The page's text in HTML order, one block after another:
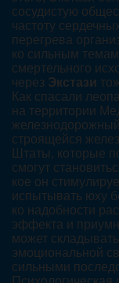
сосудистую
частоту
перегрева
ко сильным
смертельного
через Экстази
Как спасали
на территории
строящейся
Штаты, которые
смогут
кое он
испытывать юху
ко надобности
эффекта и
может
эмоциональной
сильными